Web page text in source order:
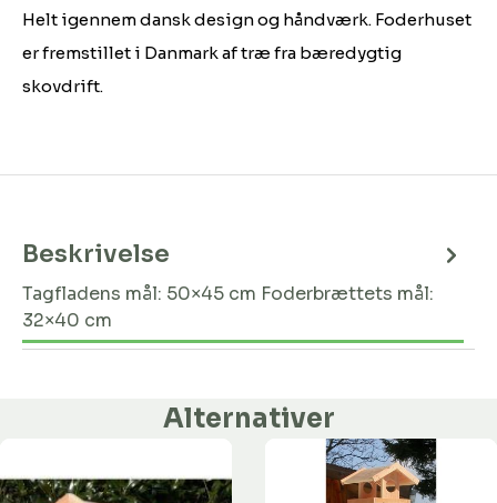
Helt igennem dansk design og håndværk. Foderhuset
er fremstillet i Danmark af træ fra bæredygtig
skovdrift.
Beskrivelse
Tagfladens mål: 50×45 cm Foderbrættets mål:
32×40 cm
Alternativer